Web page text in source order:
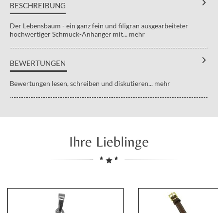
BESCHREIBUNG
Der Lebensbaum - ein ganz fein und filigran ausgearbeiteter
hochwertiger Schmuck-Anhänger mit... mehr
BEWERTUNGEN
Bewertungen lesen, schreiben und diskutieren... mehr
Ihre Lieblinge